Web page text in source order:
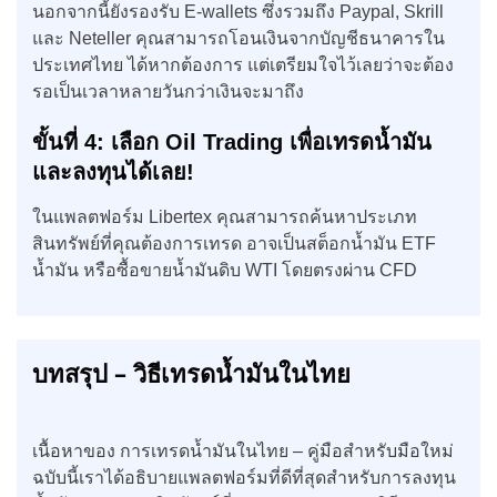
นอกจากนี้ยังรองรับ E-wallets ซึ่งรวมถึง Paypal, Skrill
และ Neteller คุณสามารถโอนเงินจากบัญชีธนาคารใน
ประเทศไทย ได้หากต้องการ แต่เตรียมใจไว้เลยว่าจะต้อง
รอเป็นเวลาหลายวันกว่าเงินจะมาถึง
ขั้นที่ 4: เลือก Oil Trading เพื่อเทรดน้ำมัน
และลงทุนได้เลย!
ในแพลตฟอร์ม Libertex คุณสามารถค้นหาประเภท
สินทรัพย์ที่คุณต้องการเทรด อาจเป็นสต็อกน้ำมัน ETF
น้ำมัน หรือซื้อขายน้ำมันดิบ WTI โดยตรงผ่าน CFD
บทสรุป – วิธีเทรดน้ำมันในไทย
เนื้อหาของ การเทรดน้ำมันในไทย – คู่มือสำหรับมือใหม่
ฉบับนี้เราได้อธิบายแพลตฟอร์มที่ดีที่สุดสำหรับการลงทุน